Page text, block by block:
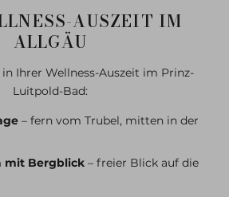
AUSZEIT IM
ALLGÄU
Ihrer Wellness-Auszeit im Prinz-
Luitpold-Bad:
– fern vom Trubel, mitten in der
mit Bergblick – freier Blick auf die